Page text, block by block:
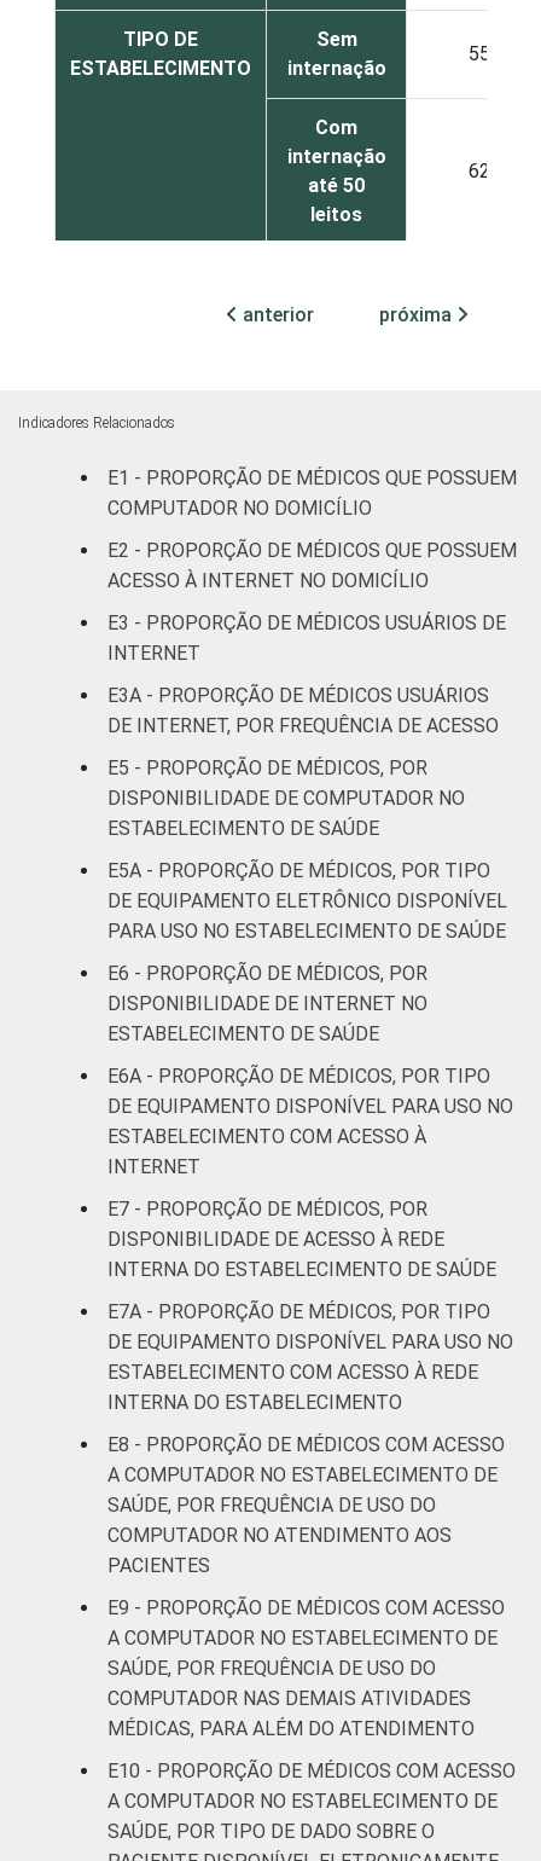
TIPO DE
ESTABELECIMENTO
Sem
internação
55
Com
internação
até 50
leitos
62
internação,
mais de 50
FAIXA ETÁRIA Até 35 anos
36 a 50
mais
Interior
Base: 1.081.866 médicos . Dados coletados
entre novembro de 2015 e junho de 2016.
anterior próxima
Indicadores Relacionados
E1 - PROPORÇÃO DE MÉDICOS QUE POSSUEM
COMPUTADOR NO DOMICÍLIO
E2 - PROPORÇÃO DE MÉDICOS QUE POSSUEM
ACESSO À INTERNET NO DOMICÍLIO
E3 - PROPORÇÃO DE MÉDICOS USUÁRIOS DE
INTERNET
E3A - PROPORÇÃO DE MÉDICOS USUÁRIOS
DE INTERNET, POR FREQUÊNCIA DE ACESSO
E5 - PROPORÇÃO DE MÉDICOS, POR
DISPONIBILIDADE DE COMPUTADOR NO
ESTABELECIMENTO DE SAÚDE
E5A - PROPORÇÃO DE MÉDICOS, POR TIPO
DE EQUIPAMENTO ELETRÔNICO DISPONÍVEL
PARA USO NO ESTABELECIMENTO DE SAÚDE
E6 - PROPORÇÃO DE MÉDICOS, POR
DISPONIBILIDADE DE INTERNET NO
ESTABELECIMENTO DE SAÚDE
E6A - PROPORÇÃO DE MÉDICOS, POR TIPO
DE EQUIPAMENTO DISPONÍVEL PARA USO NO
ESTABELECIMENTO COM ACESSO À
INTERNET
E7 - PROPORÇÃO DE MÉDICOS, POR
DISPONIBILIDADE DE ACESSO À REDE
INTERNA DO ESTABELECIMENTO DE SAÚDE
E7A - PROPORÇÃO DE MÉDICOS, POR TIPO
DE EQUIPAMENTO DISPONÍVEL PARA USO NO
ESTABELECIMENTO COM ACESSO À REDE
INTERNA DO ESTABELECIMENTO
E8 - PROPORÇÃO DE MÉDICOS COM ACESSO
A COMPUTADOR NO ESTABELECIMENTO DE
SAÚDE, POR FREQUÊNCIA DE USO DO
COMPUTADOR NO ATENDIMENTO AOS
PACIENTES
E9 - PROPORÇÃO DE MÉDICOS COM ACESSO
A COMPUTADOR NO ESTABELECIMENTO DE
SAÚDE, POR FREQUÊNCIA DE USO DO
COMPUTADOR NAS DEMAIS ATIVIDADES
MÉDICAS, PARA ALÉM DO ATENDIMENTO
E10 - PROPORÇÃO DE MÉDICOS COM ACESSO
A COMPUTADOR NO ESTABELECIMENTO DE
SAÚDE, POR TIPO DE DADO SOBRE O